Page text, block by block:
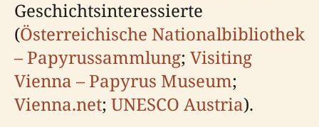
Geschichtsinteressierte
(Österreichische Nationalbibliothek
– Papyrussammlung; Visiting
Vienna – Papyrus Museum;
Vienna.net; UNESCO Austria).